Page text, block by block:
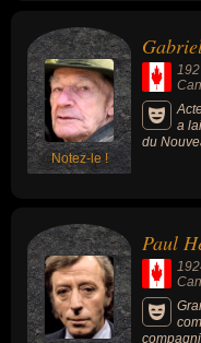
Notez-le !
a
du
théâtre
Paul